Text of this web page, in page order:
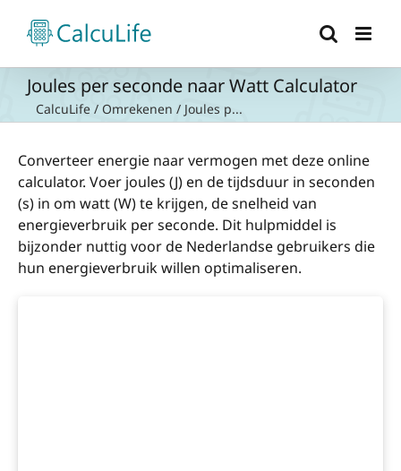
naar
inhoud
Joules per seconde naar Watt Calculator
CalcuLife / Omrekenen / Joules p...
Converteer energie naar vermogen met deze online
calculator. Voer joules (J) en de tijdsduur in seconden
(s) in om watt (W) te krijgen, de snelheid van
energieverbruik per seconde. Dit hulpmiddel is
bijzonder nuttig voor de Nederlandse gebruikers die
hun energieverbruik willen optimaliseren.